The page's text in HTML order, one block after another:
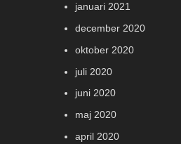
januari 2021
december 2020
oktober 2020
juli 2020
juni 2020
maj 2020
april 2020